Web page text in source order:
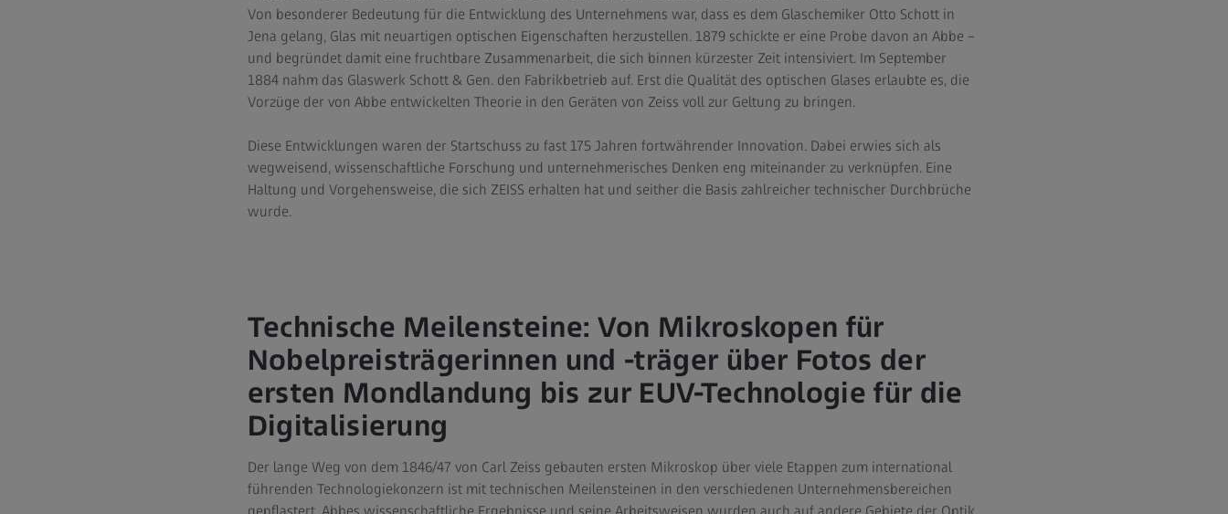
Von besonderer Bedeutung für die Entwicklung des Unternehmens war, dass es dem Glaschemiker Otto Schott in
Jena gelang, Glas mit neuartigen optischen Eigenschaften herzustellen. 1879 schickte er eine Probe davon an Abbe –
und begründet damit eine fruchtbare Zusammenarbeit, die sich binnen kürzester Zeit intensiviert. Im September
1884 nahm das Glaswerk Schott & Gen. den Fabrikbetrieb auf. Erst die Qualität des optischen Glases erlaubte es, die
Vorzüge der von Abbe entwickelten Theorie in den Geräten von Zeiss voll zur Geltung zu bringen.
Diese Entwicklungen waren der Startschuss zu fast 175 Jahren fortwährender Innovation. Dabei erwies sich als
wegweisend, wissenschaftliche Forschung und unternehmerisches Denken eng miteinander zu verknüpfen. Eine
Haltung und Vorgehensweise, die sich ZEISS erhalten hat und seither die Basis zahlreicher technischer Durchbrüche
wurde.
Technische Meilensteine: Von Mikroskopen für
Nobelpreisträgerinnen und -träger über Fotos der
ersten Mondlandung bis zur EUV-Technologie für die
Digitalisierung
Der lange Weg von dem 1846/47 von Carl Zeiss gebauten ersten Mikroskop über viele Etappen zum international
führenden Technologiekonzern ist mit technischen Meilensteinen in den verschiedenen Unternehmensbereichen